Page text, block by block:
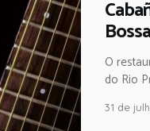
O
do Rio
31 de